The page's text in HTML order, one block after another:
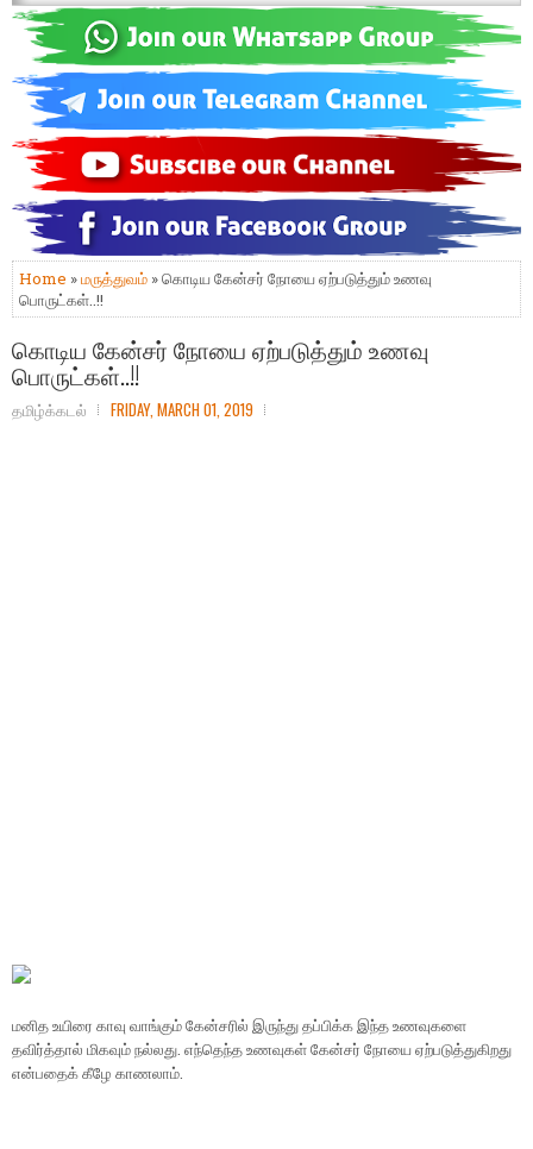
Home »மருத்துவம் » கொடிய கேன்சர் நோயை ஏற்படுத்தும் உணவு
பொருட்கள்..!!
கொடிய கேன்சர் நோயை ஏற்படுத்தும் உணவு
பொருட்கள்..!!
தமிழ்க்கடல் FRIDAY, MARCH 01, 2019
மனித உயிரை காவு வாங்கும் கேன்சரில் இருந்து தப்பிக்க இந்த உணவுகளை
தவிர்த்தால் மிகவும் நல்லது. எந்தெந்த உணவுகள் கேன்சர் நோயை ஏற்படுத்துகிறது
என்பதைக் கீழே காணலாம்.